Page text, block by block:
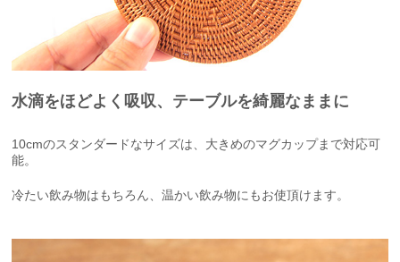
水滴をほどよく吸収、テーブルを綺麗なままに
10cmのスタンダードなサイズは、大きめのマグカップまで対応可
能。
冷たい飲み物はもちろん、温かい飲み物にもお使頂けます。